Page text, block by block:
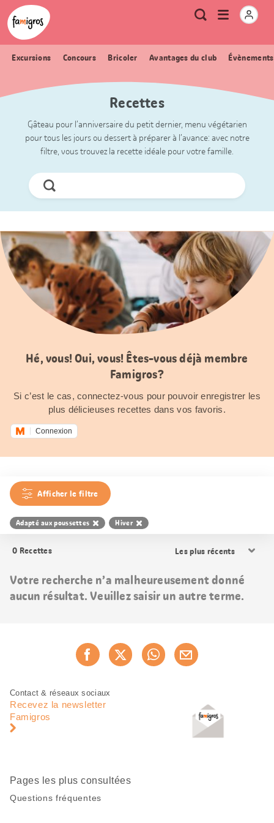
Signets
de
navigation
Header
Logo Métanavigation
RechercheOuvrir
Excursions Concours Bricoler Avantages du club
Recettes
Gâteau pour l’anniversaire du petit dernier, menu végétarien
pour tous les jours ou dessert à préparer à l’avance: avec notre
filtre, vous trouvez la recette idéale pour votre famille.
Chercher
Hé, vous! Oui, vous! Êtes-vous déjà membre
Famigros?
Si c’est le cas, connectez-vous pour pouvoir enregistrer les
plus délicieuses recettes dans vos favoris.
Connexion
Afficher le filtre
Adapté aux poussettes Hiver
0 Recettes
les
Votre recherche n’a malheureusement donné
aucun résultat. Veuillez saisir un autre terme.
Recommander maintenant
Pied
page
Navigation
pied
Contact & réseaux sociaux
Recevez la newsletter
Famigros
Pages les plus consultées
Questions fréquentes